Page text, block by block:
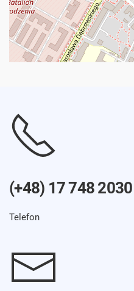
(+48) 17 748 2030
Telefon